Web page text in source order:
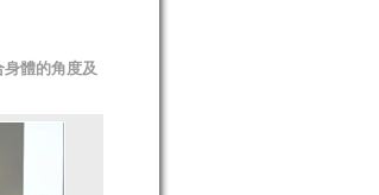
體的角度及